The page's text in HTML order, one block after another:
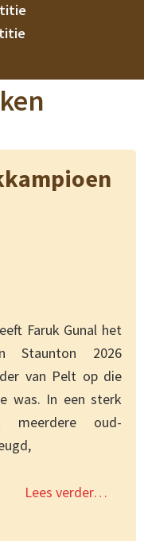
Faruk Gunal het
Staunton 2026
van Pelt op die
was. In een sterk
meerdere oud-
Lees verder…